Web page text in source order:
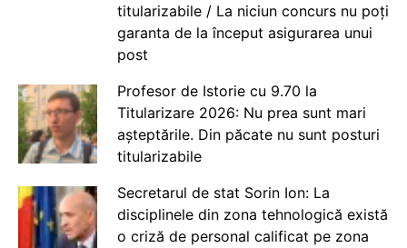
titularizabile / La niciun concurs nu poți
garanta de la început asigurarea unui
post
Profesor de Istorie cu 9.70 la
Titularizare 2026: Nu prea sunt mari
așteptările. Din păcate nu sunt posturi
titularizabile
Secretarul de stat Sorin Ion: La
disciplinele din zona tehnologică există
o criză de personal calificat pe zona